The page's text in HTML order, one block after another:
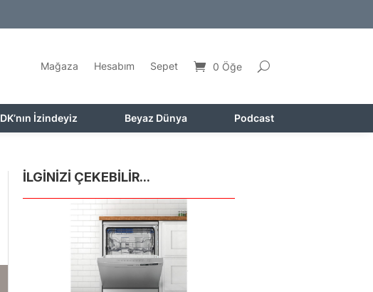
Mağaza Hesabım Sepet 0 Öğe
DK’nın İzindeyiz Beyaz Dünya Podcast
İLGİNİZİ ÇEKEBİLİR...